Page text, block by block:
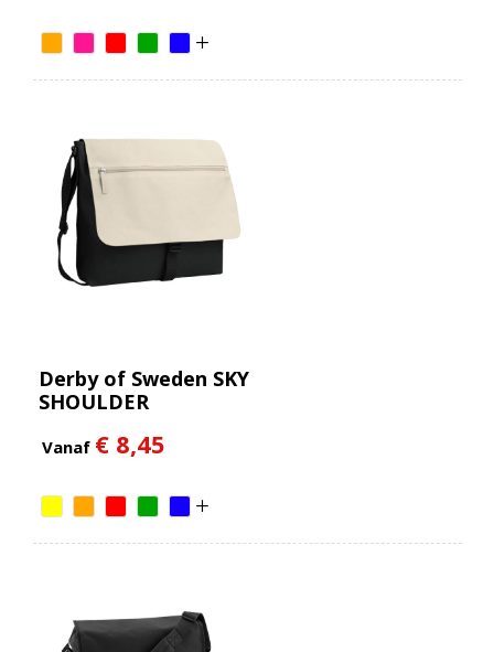
Derby of Sweden SKY
SHOULDER
Vanaf € 8,45